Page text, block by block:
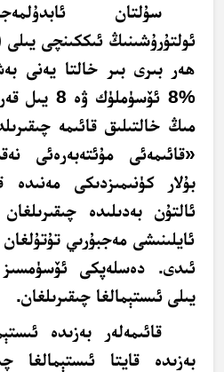
سۇلتان
ھەر بىرى بىر خالتا يەنى
%8
مىڭ خالتىلىق قائىمە
«قائىمەئى مۇئتەبەرەئى
بۇلار كۈنىمىزدىكى
ئالتۇن بەدىلىدە
ئايلىنىشى مەجبۇرىي
يىلى ئىستېمالغا چىقىرىلغان.
قائىمەلەر بەزىدە
بەزىدە قايتا ئىستېمالغا